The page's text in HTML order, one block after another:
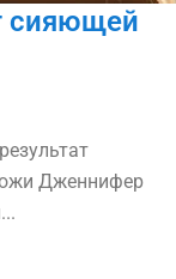
сияющей
Дженнифер